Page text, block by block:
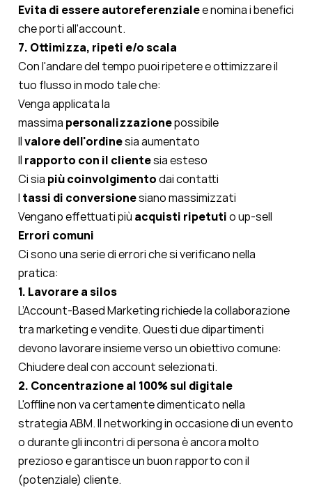
Evita di essere autoreferenzialee nomina i benefici
che porti all'account.
7. Ottimizza, ripeti e/o scala
Con l'andare del tempo puoi ripetere e ottimizzare il
tuo flusso in modo tale che:
Venga applicata la
massima personalizzazionepossibile
Ilvalore dell'ordinesia aumentato
Il rapporto con il clientesia esteso
Ci sia più coinvolgimentodai contatti
I tassi di conversionesiano massimizzati
Vengano effettuati più acquisti ripetutio up-sell
Errori comuni
Ci sono una serie di errori che si verificano nella
pratica:
1. Lavorare a silos
L’Account-Based Marketing richiede la collaborazione
tra marketing e vendite. Questi due dipartimenti
devono lavorare insieme versoun obiettivo comune:
Chiudere deal con account selezionati.
2. Concentrazione al 100% sul digitale
L'offline non va certamente dimenticato nella
strategia ABM. Il networking in occasione di un evento
o durante gli incontri di persona è ancora molto
prezioso e garantisce un buon rapporto con il
(potenziale) cliente.